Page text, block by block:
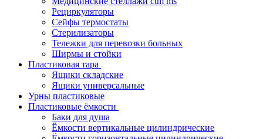
Рециркуляторы
Сейфы термостаты
Стерилизаторы
Тележки для перевозки больных
Ширмы и стойки
Пластиковая тара
Ящики складские
Ящики универсальные
Урны пластиковые
Пластиковые ёмкости
Баки для душа
Ёмкости вертикальные цилиндрические